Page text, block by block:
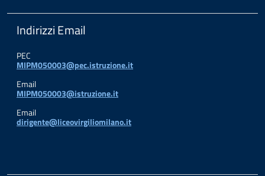
Indirizzi Email
PEC
MIPM050003@pec.istruzione.it
Email
MIPM050003@istruzione.it
Email
dirigente@liceovirgiliomilano.it